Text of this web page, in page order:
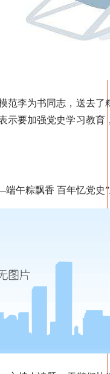
李为书同志，送去了
要加强党史学习教
粽飘香 百年忆党史”